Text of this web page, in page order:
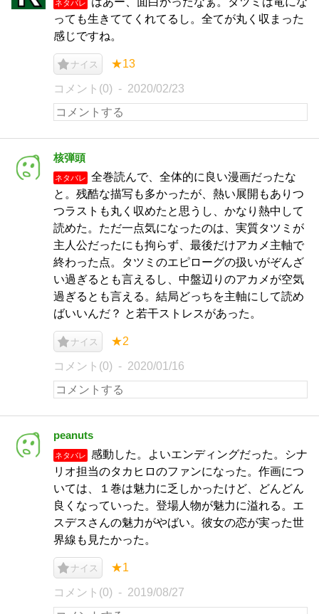
ネタバレ
っても生きててくれてるし。全てが丸く収まった
感じですね。
ナイス ★13
コメント(0) 2020/02/23
核弾頭
ネタバレ
全巻読んで、全体的に良い漫画だったな
と。残酷な描写も多かったが、熱い展開もありつ
つラストも丸く収めたと思うし、かなり熱中して
読めた。ただ一点気になったのは、実質タツミが
主人公だったにも拘らず、最後だけアカメ主軸で
終わった点。タツミのエピローグの扱いがぞんざ
い過ぎるとも言えるし、中盤辺りのアカメが空気
過ぎるとも言える。結局どっちを主軸にして読め
ばいいんだ？ と若干ストレスがあった。
ナイス ★2
コメント(0) 2020/01/16
peanuts
ネタバレ
感動した。よいエンディングだった。シナ
リオ担当のタカヒロのファンになった。作画につ
いては、１巻は魅力に乏しかったけど、どんどん
良くなっていった。登場人物が魅力に溢れる。エ
スデスさんの魅力がやばい。彼女の恋が実った世
界線も見たかった。
ナイス ★1
コメント(0) 2019/08/27